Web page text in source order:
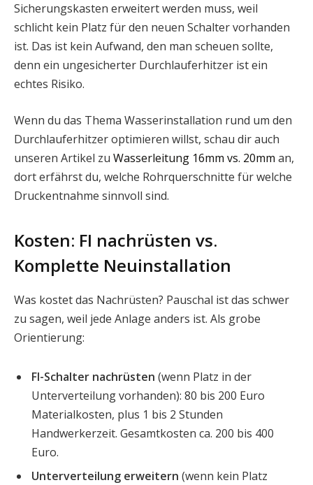
Sicherungskasten erweitert werden muss, weil
schlicht kein Platz für den neuen Schalter vorhanden
ist. Das ist kein Aufwand, den man scheuen sollte,
denn ein ungesicherter Durchlauferhitzer ist ein
echtes Risiko.
Wenn du das Thema Wasserinstallation rund um den
Durchlauferhitzer optimieren willst, schau dir auch
unseren Artikel zu Wasserleitung 16mm vs. 20mm an,
dort erfährst du, welche Rohrquerschnitte für welche
Druckentnahme sinnvoll sind.
Kosten: FI nachrüsten vs.
Komplette Neuinstallation
Was kostet das Nachrüsten? Pauschal ist das schwer
zu sagen, weil jede Anlage anders ist. Als grobe
Orientierung:
FI-Schalter nachrüsten (wenn Platz in der
Unterverteilung vorhanden): 80 bis 200 Euro
Materialkosten, plus 1 bis 2 Stunden
Handwerkerzeit. Gesamtkosten ca. 200 bis 400
Euro.
Unterverteilung erweitern (wenn kein Platz